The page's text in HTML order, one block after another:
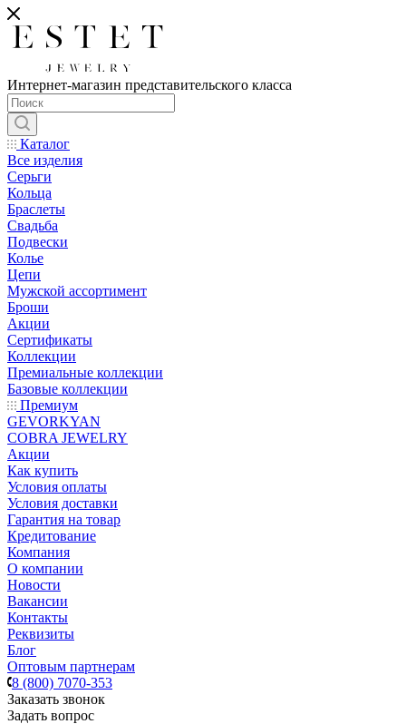
Интернет-магазин представительского класса
Каталог
Все изделия
Серьги
Кольца
Браслеты
Свадьба
Подвески
Колье
Цепи
Мужской ассортимент
Броши
Акции
Сертификаты
Коллекции
Премиальные коллекции
Базовые коллекции
Премиум
GEVORKYAN
COBRA JEWELRY
Акции
Как купить
Условия оплаты
Условия доставки
Гарантия на товар
Кредитование
Компания
О компании
Новости
Вакансии
Контакты
Реквизиты
Блог
Оптовым партнерам
8 (800) 7070-353
Заказать звонок
Задать вопрос